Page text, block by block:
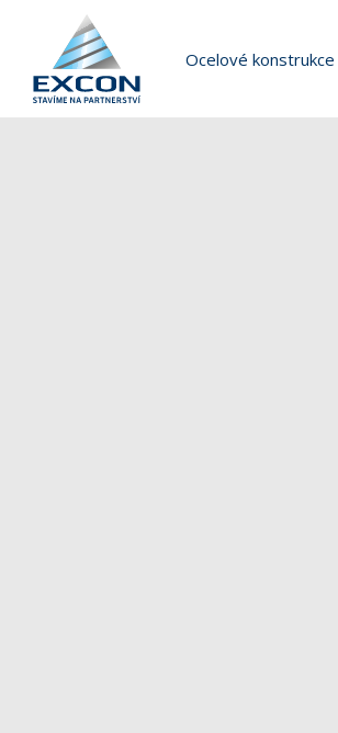
Ocelové konstrukce